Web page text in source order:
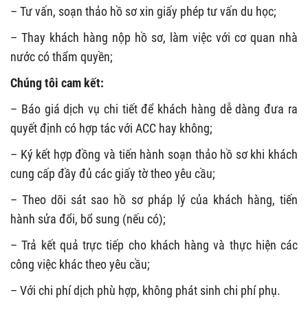
– Tư vấn, soạn thảo hồ sơ xin giấy phép tư vấn du học;
– Thay khách hàng nộp hồ sơ, làm việc với cơ quan nhà
nước có thẩm quyền;
Chúng tôi cam kết:
– Báo giá dịch vụ chi tiết để khách hàng dễ dàng đưa ra
quyết định có hợp tác với ACC hay không;
– Ký kết hợp đồng và tiến hành soạn thảo hồ sơ khi khách
cung cấp đầy đủ các giấy tờ theo yêu cầu;
– Theo dõi sát sao hồ sơ pháp lý của khách hàng, tiến
hành sửa đổi, bổ sung (nếu có);
– Trả kết quả trực tiếp cho khách hàng và thực hiện các
công việc khác theo yêu cầu;
– Với chi phí dịch phù hợp, không phát sinh chi phí phụ.